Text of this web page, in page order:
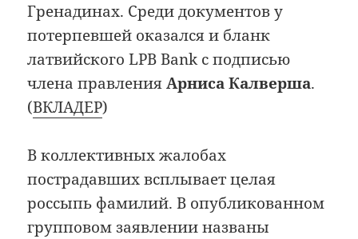
Гренадинах. Среди документов у
потерпевшей оказался и бланк
латвийского LPB Bank с подписью
члена правленияАрниса Калверша.
(ВКЛАДЕР)
В коллективных жалобах
пострадавших всплывает целая
россыпь фамилий. В опубликованном
групповом заявлении названы